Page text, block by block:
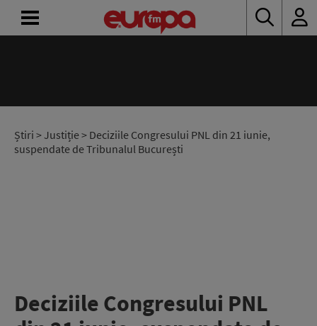
Știri > Justiție> Deciziile Congresului PNL din 21 iunie,
suspendate de Tribunalul București
Deciziile Congresului PNL
RADIO